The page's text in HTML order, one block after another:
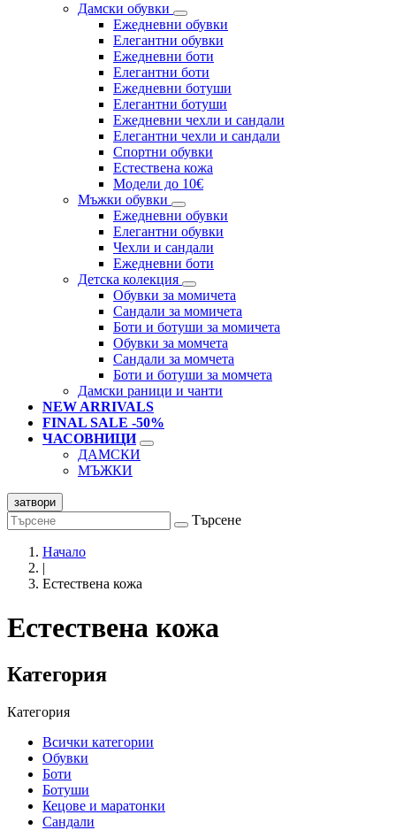
Дамски обувки
Eжедневни обувки
Eлегантни обувки
Eжедневни боти
Eлегантни боти
Eжедневни ботуши
Eлегантни ботуши
Ежедневни чехли и сандали
Елегантни чехли и сандали
Спортни обувки
Естествена кожа
Модели до 10€
Мъжки обувки
Ежедневни обувки
Елегантни обувки
Чехли и сандали
Ежедневни боти
Детска колекция
Обувки за момичета
Сандали за момичета
Боти и ботуши за момичета
Обувки за момчета
Сандали за момчета
Боти и ботуши за момчета
Дамски раници и чанти
NEW ARRIVALS
FINAL SALE -50%
ЧАСОВНИЦИ
ДАМСКИ
МЪЖКИ
затвори
Търсене
Начало
|
Естествена кожа
Естествена кожа
Категория
Категория
Всички категории
Обувки
Боти
Ботуши
Кецове и маратонки
Сандали